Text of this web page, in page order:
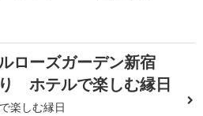
ローズガーデン新宿
ホテルで楽しむ縁日
楽しむ縁日